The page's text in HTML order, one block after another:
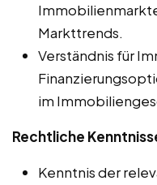
Markttrends.
Verständnis für
im
Rechtliche
Kenntnis der